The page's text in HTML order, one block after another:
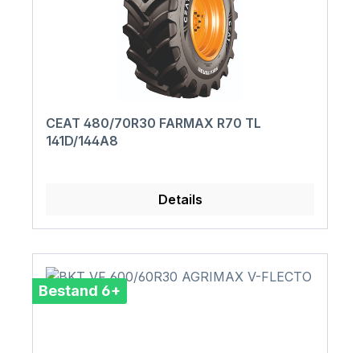
CEAT 480/70R30 FARMAX R70 TL
141D/144A8
Details
Bestand 6+